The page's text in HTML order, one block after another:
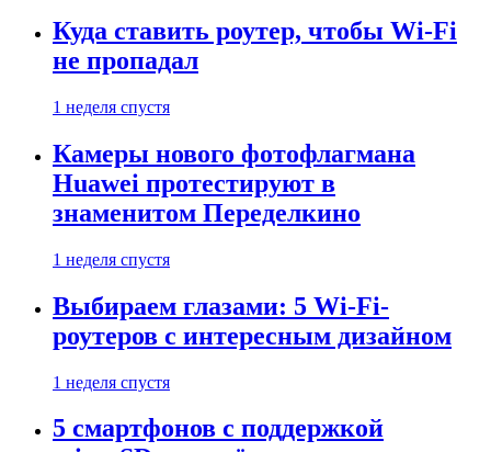
Куда ставить роутер, чтобы Wi-Fi
не пропадал
1 неделя спустя
Камеры нового фотофлагмана
Huawei протестируют в
знаменитом Переделкино
1 неделя спустя
Выбираем глазами: 5 Wi-Fi-
роутеров с интересным дизайном
1 неделя спустя
5 смартфонов с поддержкой